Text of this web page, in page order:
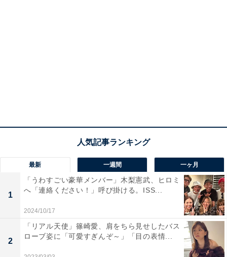
最新 一週間 一ヶ月
1
「うわすごい豪華メンバー」木梨憲武、ヒロミ
へ「連絡ください！」呼び掛ける。ISS...
2024/10/17
2
「リアル天使」篠崎愛、肩をちら見せしたバス
ローブ姿に「可愛すぎんぞ～」「目の表情...